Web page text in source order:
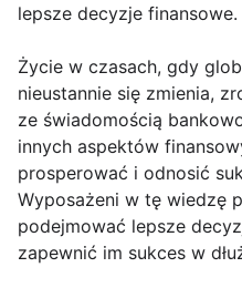
lepsze decyzje finansowe.
Życie w czasach, gdy
nieustannie się zmienia,
ze świadomością
innych aspektów
prosperować i odnosić
Wyposażeni w tę wiedzę
podejmować lepsze
zapewnić im sukces w